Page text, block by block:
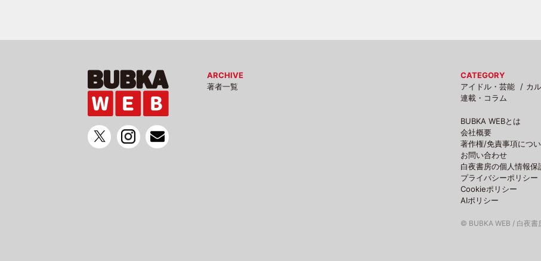
ARCHIVE
著者一覧
CATEGORY
アイドル・芸能
カ
連載・コラム
BUBKA WEBとは
会社概要
著作権/免責事項につ
お問い合わせ
白夜書房の個人情報保
プライバシーポリシー
Cookieポリシー
AIポリシー
© BUBKA WEB / 白夜書